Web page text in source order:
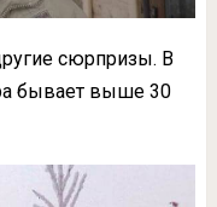
сюрпризы. В
бывает выше 30